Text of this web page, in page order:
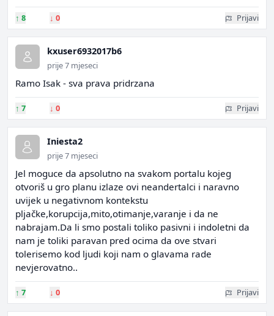
↑ 8 ↓ 0 Prijavi
kxuser6932017b6
prije 7 mjeseci
Ramo Isak - sva prava pridrzana
↑ 7 ↓ 0 Prijavi
Iniesta2
prije 7 mjeseci
Jel moguce da apsolutno na svakom portalu kojeg
otvoriš u gro planu izlaze ovi neandertalci i naravno
uvijek u negativnom kontekstu
pljačke,korupcija,mito,otimanje,varanje i da ne
nabrajam.Da li smo postali toliko pasivni i indoletni da
nam je toliki paravan pred ocima da ove stvari
tolerisemo kod ljudi koji nam o glavama rade
nevjerovatno..
↑ 7 ↓ 0 Prijavi